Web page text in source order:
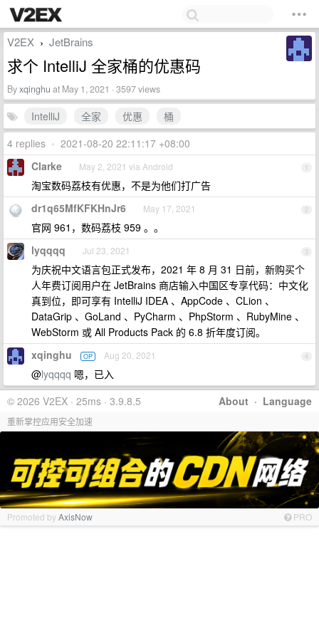
V2EX › JetBrains
求个 IntelliJ 全家桶的优惠码
Byxqinghu at May 1, 2021 · 3597 views
IntelliJ 全家 优惠
桶
4 replies • 2021-08-20 22:11:17 +08:00
1
Clarke May 2, 2021 via Android
淘宝数码荔枝有优惠，不是为他们打广告
2
dr1q65MfKFKHnJr6 May 17, 2021
官网 961，数码荔枝 959 。。
3
lyqqqq Jul 23, 2021
为庆祝中文语言包正式发布，2021 年 8 月 31 日前，新购买个
人年费订阅用户在 JetBrains 商店输入中国区专享代码：中文化
真到位，即可享有 IntelliJ IDEA 、AppCode 、CLion 、
DataGrip 、GoLand 、PyCharm 、PhpStorm 、RubyMine 、
WebStorm 或 All Products Pack 的 6.8 折年度订阅。
4
xqinghu OP Aug 20, 2021
@lyqqqq 嗯，已入
About · Language
© 2026 V2EX · 25ms · 3.9.8.5
重新掌控应用安全加速
Promoted byAxisNow PRO